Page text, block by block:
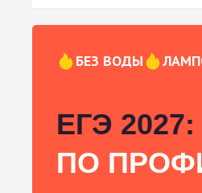
БЕЗ ВОДЫ
ЕГЭ 2027:
ПО